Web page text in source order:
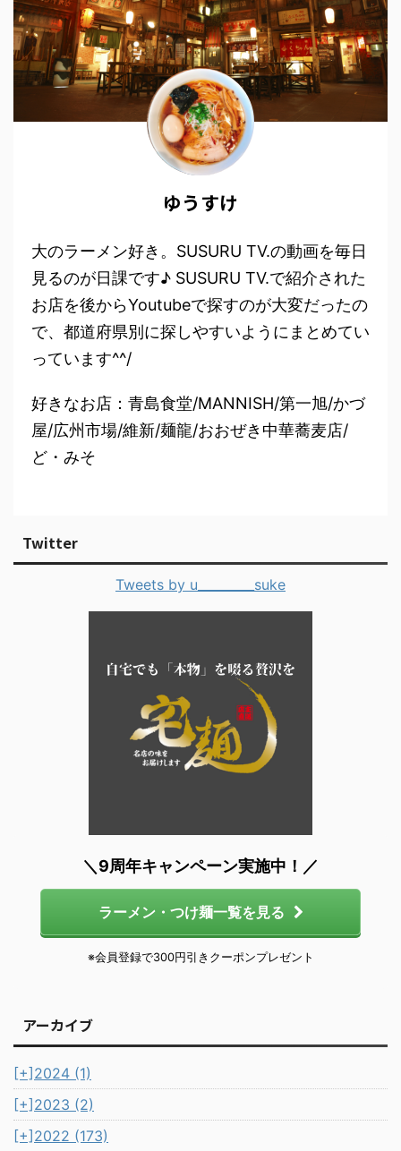
ゆうすけ
大のラーメン好き。SUSURU TV.の動画を毎日
見るのが日課です♪ SUSURU TV.で紹介された
お店を後からYoutubeで探すのが大変だったの
で、都道府県別に探しやすいようにまとめてい
っています^^/
好きなお店：青島食堂/MANNISH/第一旭/かづ
屋/広州市場/維新/麺龍/おおぜき中華蕎麦店/
ど・みそ
Twitter
Tweets by u_________suke
＼9周年キャンペーン実施中！／
ラーメン・つけ麺一覧を見る
※会員登録で300円引きクーポンプレゼント
アーカイブ
[+] 2024 (1)
[+] 2023 (2)
[+] 2022 (173)